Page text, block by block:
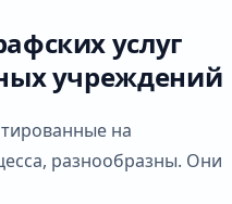
услуг
учреждений
на
разнообразны. Они